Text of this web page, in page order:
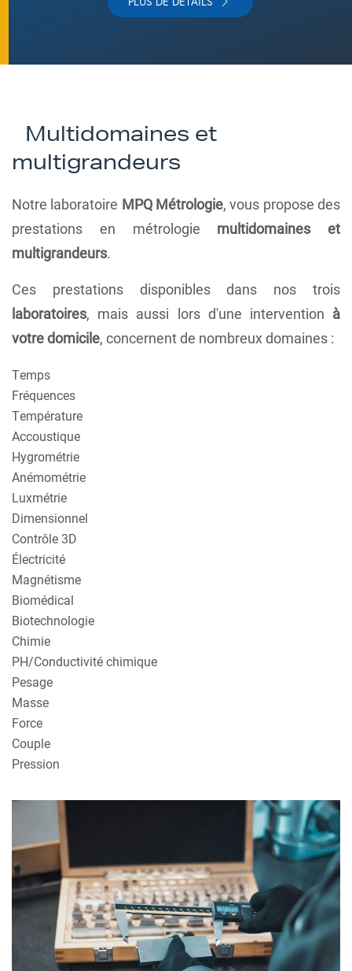
Multidomaines et
multigrandeurs
Notre laboratoire MPQ Métrologie, vous propose des
prestations en métrologie multidomaines et
multigrandeurs.
Ces prestations disponibles dans nos trois
laboratoires, mais aussi lors d'une intervention à
votre domicile, concernent de nombreux domaines :
Temps
Fréquences
Température
Accoustique
Hygrométrie
Anémométrie
Luxmétrie
Dimensionnel
Contrôle 3D
Électricité
Magnétisme
Biomédical
Biotechnologie
Chimie
PH/Conductivité chimique
Pesage
Masse
Force
Couple
Pression